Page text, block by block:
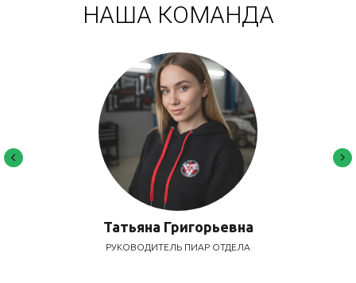
НАША КОМАНДА
Ратмир
АВТОСЛЕСАРЬ-МЕХАНИК
Андрей
АВТОСЛЕСАРЬ-МЕХАНИК